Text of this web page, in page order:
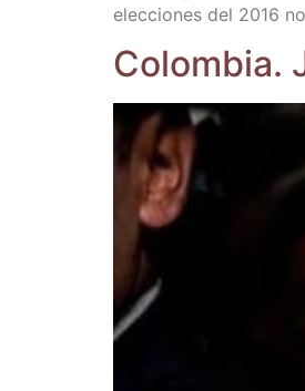
elec­cio­nes del 2016
Colom­bia.